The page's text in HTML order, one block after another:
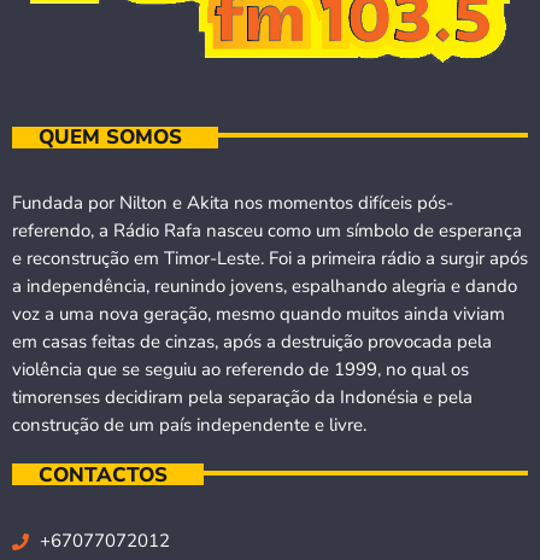
QUEM SOMOS
Fundada por Nilton e Akita nos momentos difíceis pós-
referendo, a Rádio Rafa nasceu como um símbolo de esperança
e reconstrução em Timor-Leste. Foi a primeira rádio a surgir após
a independência, reunindo jovens, espalhando alegria e dando
voz a uma nova geração, mesmo quando muitos ainda viviam
em casas feitas de cinzas, após a destruição provocada pela
violência que se seguiu ao referendo de 1999, no qual os
timorenses decidiram pela separação da Indonésia e pela
construção de um país independente e livre.
CONTACTOS
+67077072012